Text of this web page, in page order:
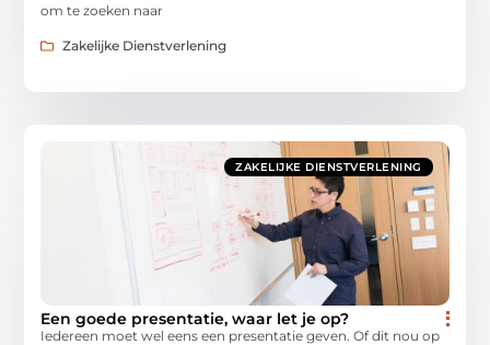
om te zoeken naar
Zakelijke Dienstverlening
ZAKELIJKE DIENSTVERLENING
Een goede presentatie, waar let je op?
Iedereen moet wel eens een presentatie geven. Of dit nou op